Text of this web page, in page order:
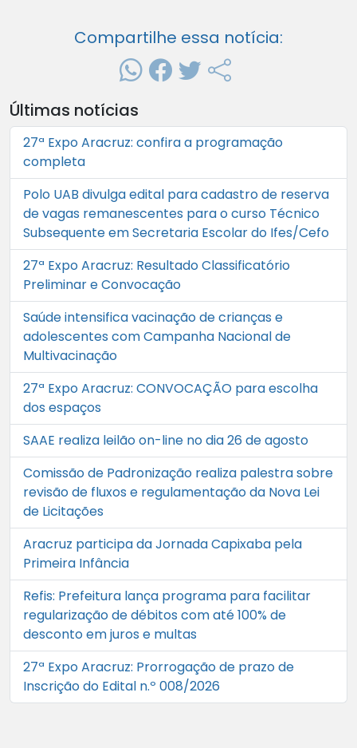
Compartilhe essa notícia:
Últimas notícias
27ª Expo Aracruz: confira a programação
completa
Polo UAB divulga edital para cadastro de reserva
de vagas remanescentes para o curso Técnico
Subsequente em Secretaria Escolar do Ifes/Cefo
27ª Expo Aracruz: Resultado Classificatório
Preliminar e Convocação
Saúde intensifica vacinação de crianças e
adolescentes com Campanha Nacional de
Multivacinação
27ª Expo Aracruz: CONVOCAÇÃO para escolha
dos espaços
SAAE realiza leilão on-line no dia 26 de agosto
Comissão de Padronização realiza palestra sobre
revisão de fluxos e regulamentação da Nova Lei
de Licitações
Aracruz participa da Jornada Capixaba pela
Primeira Infância
Refis: Prefeitura lança programa para facilitar
regularização de débitos com até 100% de
desconto em juros e multas
27ª Expo Aracruz: Prorrogação de prazo de
Inscrição do Edital n.º 008/2026